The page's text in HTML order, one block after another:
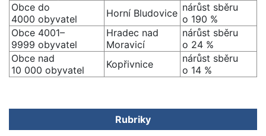
Obce do
4000 obyvatel
Horní Bludovice nárůst sběru
o 190 %
Obce 4001–
9999 obyvatel
Hradec nad
Moravicí
nárůst sběru
o 24 %
Obce nad
10 000 obyvatel
Kopřivnice
nárůst sběru
o 14 %
Rubriky